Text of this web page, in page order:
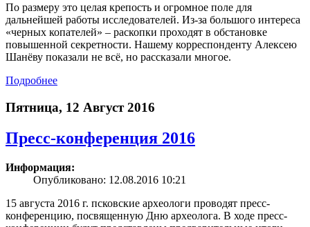
По размеру это целая крепость и огромное поле для
дальнейшей работы исследователей. Из-за большого интереса
«черных копателей» – раскопки проходят в обстановке
повышенной секретности. Нашему корреспонденту Алексею
Шанёву показали не всё, но рассказали многое.
Подробнее
Пятница, 12 Август 2016
Пресс-конференция 2016
Информация:
Опубликовано: 12.08.2016 10:21
15 августа 2016 г. псковские археологи проводят пресс-
конференцию, посвященную Дню археолога. В ходе пресс-